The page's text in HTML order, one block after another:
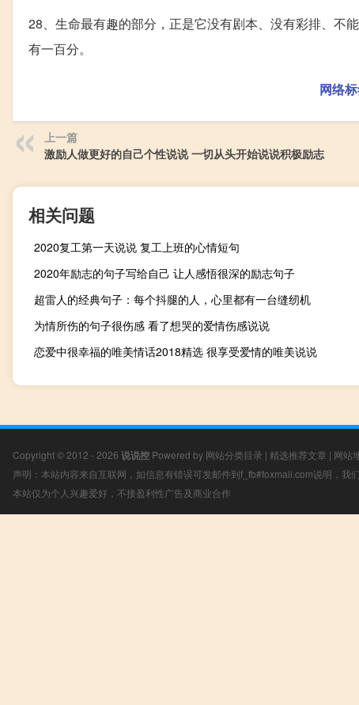
28、生命最有趣的部分，正是它没有剧本、没有彩排、不
有一百分。
网络标
上一篇
激励人做更好的自己个性说说 一切从头开始说说积极励志
相关问题
2020复工第一天说说 复工上班的心情短句
2020年励志的句子写给自己 让人感悟很深的励志句子
超雷人的经典句子：每个抖腿的人，心里都有一台缝纫机
为情所伤的句子很伤感 看了想哭的爱情伤感说说
恋爱中很幸福的唯美情话2018精选 很享受爱情的唯美说说
Copyright © 2012 - 2026 说说控 Powered by 网站分类目录 | 精选推荐文章 | 网站
声明：本站内容来自互联网，如信息有错误可发邮件到f_fb#foxmail.com说明，我
本站仅为个人兴趣爱好，不接盈利性广告及商业合作